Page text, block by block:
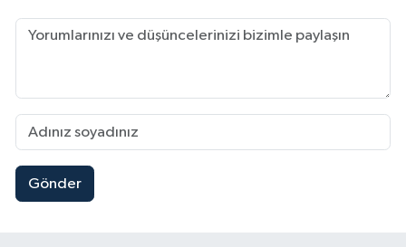
Gönder